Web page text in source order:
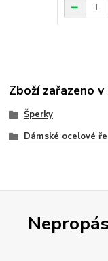
Zboží zařazeno
Šperky
Dámské ocelové